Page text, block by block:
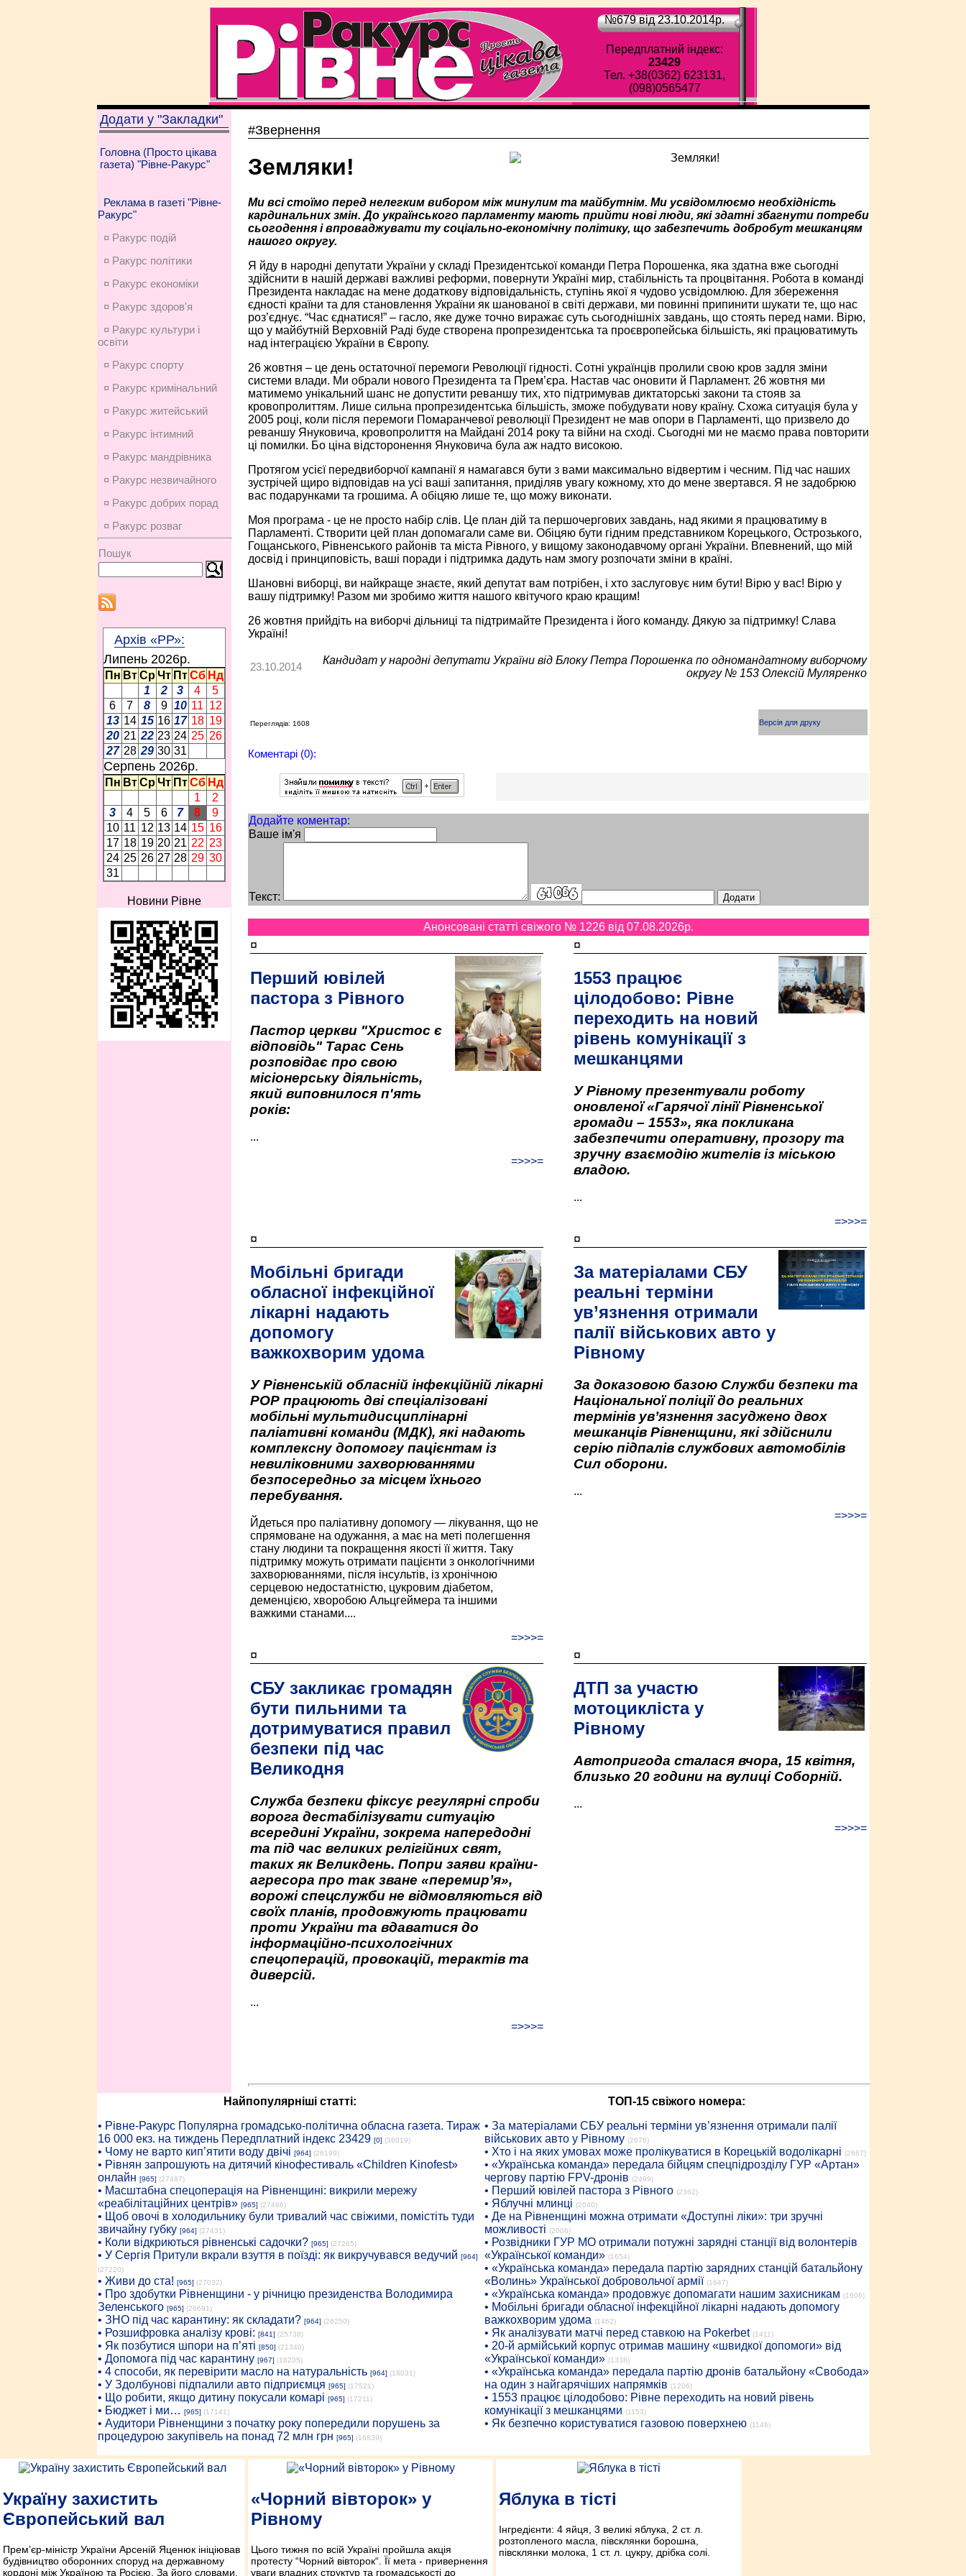
№679 від 23.10.2014p.
Передплатний індекс:
23429
Тел. +38(0362) 623131,
(098)0565477
Додати у "Закладки"
Головна (Просто цікава
газета) "Рівне-Ракурс"
Реклама в газеті "Рівне-
Ракурс"
¤ Ракурс подій
¤ Ракурс політики
¤ Ракурс економiки
¤ Ракурс здоров'я
¤ Ракурс культури і
освіти
¤ Ракурс спорту
¤ Ракурс кримінальний
¤ Ракурс житейський
¤ Ракурс інтимний
¤ Ракурс мандрівника
¤ Ракурс незвичайного
¤ Ракурс добрих порад
¤ Ракурс розваг
Пошук
Архів «РР»:
Липень 2026p.
Пн Вт Ср Чт Пт Сб Нд
1
2 3 4
5
6
7 8 9 10 11 12
13 14 15 16 17 18 19
20 21 22 23 24 25 26
27 28 29 30 31
Серпень 2026p.
Пн Вт Ср Чт Пт Сб Нд
1
2
3
4 5 6 7 8
9
10 11 12 13 14 15 16
17 18 19 20 21 22 23
24 25 26 27 28 29 30
31
Новини Рівне
#Звернення
Земляки!
Ми всі стоїмо перед нелегким вибором між минулим та майбутнім. Ми усвідомлюємо необхідність
кардинальних змін. До українського парламенту мають прийти нові люди, які здатні збагнути потреби
сьогодення і впроваджувати ту соціально-економічну політику, що забезпечить добробут мешканцям
нашого округу.
Я йду в народні депутати України у складі Президентської команди Петра Порошенка, яка здатна вже сьогодні
здійснити в нашій державі важливі реформи, повернути Україні мир, стабільність та процвітання. Робота в команді
Президента накладає на мене додаткову відповідальність, ступінь якої я чудово усвідомлюю. Для збереження
єдності країни та для становлення України як шанованої в світі держави, ми повинні припинити шукати те, що нас
роз’єднує. “Час єднатися!” – гасло, яке дуже точно виражає суть сьогоднішніх завдань, що стоять перед нами. Вірю,
що у майбутній Верховній Раді буде створена пропрезидентська та проєвропейська більшість, які працюватимуть
над інтеграцією України в Європу.
26 жовтня – це день остаточної перемоги Революції гідності. Сотні українців пролили свою кров задля зміни
системи влади. Ми обрали нового Президента та Прем’єра. Настав час оновити й Парламент. 26 жовтня ми
матимемо унікальний шанс не допустити реваншу тих, хто підтримував диктаторські закони та стояв за
кровопролиттям. Лише сильна пропрезидентська більшість, зможе побудувати нову країну. Схожа ситуація була у
2005 році, коли після перемоги Помаранчевої революції Президент не мав опори в Парламенті, що призвело до
реваншу Януковича, кровопролиття на Майдані 2014 року та війни на сході. Сьогодні ми не маємо права повторити
ці помилки. Бо ціна відсторонення Януковича була аж надто високою.
Протягом усієї передвиборчої кампанії я намагався бути з вами максимально відвертим і чесним. Під час наших
зустрічей щиро відповідав на усі ваші запитання, приділяв увагу кожному, хто до мене звертався. Я не задобрюю
вас подарунками та грошима. А обіцяю лише те, що можу виконати.
Моя програма - це не просто набір слів. Це план дій та першочергових завдань, над якими я працюватиму в
Парламенті. Створити цей план допомагали саме ви. Обіцяю бути гідним представником Корецького, Острозького,
Гощанського, Рівненського районів та міста Рівного, у вищому законодавчому органі України. Впевнений, що мій
досвід і принциповість, ваші поради і підтримка дадуть нам змогу розпочати зміни в країні.
Шановні виборці, ви найкраще знаєте, який депутат вам потрібен, і хто заслуговує ним бути! Вірю у вас! Вірю у
вашу підтримку! Разом ми зробимо життя нашого квітучого краю кращим!
26 жовтня прийдіть на виборчі дільниці та підтримайте Президента і його команду. Дякую за підтримку! Слава
Україні!
23.10.2014
Кандидат у народні депутати України від Блоку Петра Порошенка по одномандатному виборчому
округу № 153 Олексій Муляренко
Переглядів: 1608 Версія для друку
Коментарі (0):
Додайте коментар:
Ваше ім'я
Текст:
Анонсовані статті свіжого № 1226 від 07.08.2026p.
¤
Перший ювілей
пастора з Рівного
Пастор церкви "Христос є
відповідь" Тарас Сень
розповідає про свою
місіонерську діяльність,
який виповнилося п'ять
років:
...
=>>>=
¤
1553 працює
цілодобово: Рівне
переходить на новий
рівень комунікації з
мешканцями
У Рівному презентували роботу
оновленої «Гарячої лінії Рівненської
громади – 1553», яка покликана
забезпечити оперативну, прозору та
зручну взаємодію жителів із міською
владою.
...
=>>>=
¤
Мобільні бригади
обласної інфекційної
лікарні надають
допомогу
важкохворим удома
У Рівненській обласній інфекційній лікарні
РОР працюють дві спеціалізовані
мобільні мультидисциплінарні
паліативні команди (МДК), які надають
комплексну допомогу пацієнтам із
невиліковними захворюваннями
безпосередньо за місцем їхнього
перебування.
Йдеться про паліативну допомогу — лікування, що не
спрямоване на одужання, а має на меті полегшення
стану людини та покращення якості її життя. Таку
підтримку можуть отримати пацієнти з онкологічними
захворюваннями, після інсультів, із хронічною
серцевою недостатністю, цукровим діабетом,
деменцією, хворобою Альцгеймера та іншими
важкими станами....
=>>>=
¤
За матеріалами СБУ
реальні терміни
ув’язнення отримали
палії військових авто у
Рівному
За доказовою базою Служби безпеки та
Національної поліції до реальних
термінів ув’язнення засуджено двох
мешканців Рівненщини, які здійснили
серію підпалів службових автомобілів
Сил оборони.
...
=>>>=
¤
СБУ закликає громадян
бути пильними та
дотримуватися правил
безпеки під час
Великодня
Служба безпеки фіксує регулярні спроби
ворога дестабілізувати ситуацію
всередині України, зокрема напередодні
та під час великих релігійних свят,
таких як Великдень. Попри заяви країни-
агресора про так зване «перемир’я»,
ворожі спецслужби не відмовляються від
своїх планів, продовжують працювати
проти України та вдаватися до
інформаційно-психологічних
спецоперацій, провокацій, терактів та
диверсій.
...
=>>>=
¤
ДТП за участю
мотоцикліста у
Рівному
Автопригода сталася вчора, 15 квітня,
близько 20 години на вулиці Соборній.
...
=>>>=
Найпопулярніші статті:
• Рiвне-Ракурс Популярна громадсько-політична обласна газета. Тираж
16 000 екз. на тиждень Передплатний індекс 23429 [0] (36019)
• Чому не варто кип’ятити воду двічі [964] (28199)
• Рівнян запрошують на дитячий кінофестиваль «Children Kinofest»
онлайн [965] (27487)
• Масштабна спецоперація на Рівненщині: викрили мережу
«реабілітаційних центрів» [965] (27466)
• Щоб овочі в холодильнику були тривалий час свіжими, помістіть туди
звичайну губку [964] (27431)
• Коли відкриються рівненські садочки? [965] (27265)
• У Сергія Притули вкрали взуття в поїзді: як викручувався ведучий [964]
(27220)
• Живи до ста! [965] (27032)
• Про здобутки Рівненщини - у річницю президенства Володимира
Зеленського [965] (26691)
• ЗНО під час карантину: як складати? [964] (26250)
• Розшифровка аналізу крові: [841] (25738)
• Як позбутися шпори на п’яті [850] (21340)
• Допомога під час карантину [967] (18205)
• 4 способи, як перевірити масло на натуральність [964] (18031)
• У Здолбунові підпалили авто підприємця [965] (17521)
• Що робити, якщо дитину покусали комарі [965] (17211)
• Бюджет і ми… [965] (17141)
• Аудитори Рівненщини з початку року попередили порушень за
процедурою закупівель на понад 72 млн грн [965] (16839)
ТОП-15 свіжого номера:
• За матеріалами СБУ реальні терміни ув’язнення отримали палії
військових авто у Рівному (2676)
• Хто і на яких умовах може пролікуватися в Корецькій водолікарні (2667)
• «Українська команда» передала бійцям спецпідрозділу ГУР «Артан»
чергову партію FPV-дронів (2499)
• Перший ювілей пастора з Рівного (2362)
• Яблучні млинці (2040)
• Де на Рівненщині можна отримати «Доступні ліки»: три зручні
можливості (2006)
• Розвідники ГУР МО отримали потужні зарядні станції від волонтерів
«Української команди» (1654)
• «Українська команда» передала партію зарядних станцій батальйону
«Волинь» Української добровольчої армії (1647)
• «Українська команда» продовжує допомагати нашим захисникам (1606)
• Мобільні бригади обласної інфекційної лікарні надають допомогу
важкохворим удома (1462)
• Як аналізувати матчі перед ставкою на Pokerbet (1411)
• 20-й армійський корпус отримав машину «швидкої допомоги» від
«Української команди» (1338)
• «Українська команда» передала партію дронів батальйону «Свобода»
на один з найгарячіших напрямків (1206)
• 1553 працює цілодобово: Рівне переходить на новий рівень
комунікації з мешканцями (1153)
• Як безпечно користуватися газовою поверхнею (1146)
Україну захистить
Європейський вал
Прем’єр-міністр України Арсеній Яценюк ініціював
будівництво оборонних споруд на державному
кордоні між Україною та Росією. За його словами,
«Чорний вівторок» у
Рівному
Цього тижня по всій Україні пройшла акція
протесту “Чорний вівторок“. Її мета - привернення
уваги владних структур та громадськості до
Яблука в тісті
Інгредієнти: 4 яйця, 3 великі яблука, 2 ст. л.
розтопленого масла, півсклянки борошна,
півсклянки молока, 1 ст. л. цукру, дрібка солі.